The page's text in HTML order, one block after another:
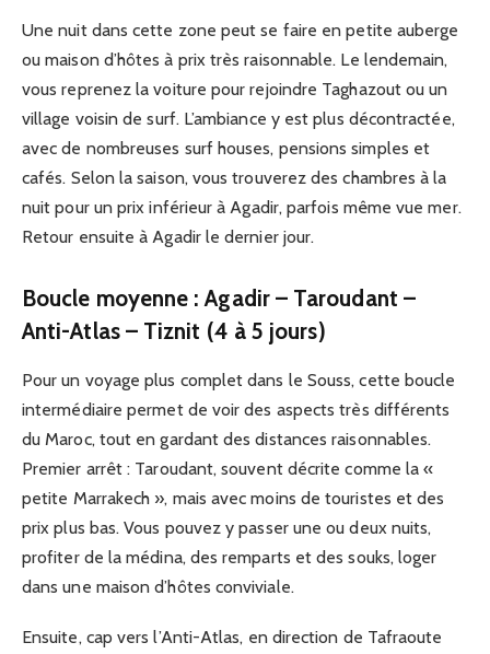
Une nuit dans cette zone peut se faire en petite auberge
ou maison d’hôtes à prix très raisonnable. Le lendemain,
vous reprenez la voiture pour rejoindre Taghazout ou un
village voisin de surf. L’ambiance y est plus décontractée,
avec de nombreuses surf houses, pensions simples et
cafés. Selon la saison, vous trouverez des chambres à la
nuit pour un prix inférieur à Agadir, parfois même vue mer.
Retour ensuite à Agadir le dernier jour.
Boucle moyenne : Agadir – Taroudant –
Anti-Atlas – Tiznit (4 à 5 jours)
Pour un voyage plus complet dans le Souss, cette boucle
intermédiaire permet de voir des aspects très différents
du Maroc, tout en gardant des distances raisonnables.
Premier arrêt : Taroudant, souvent décrite comme la «
petite Marrakech », mais avec moins de touristes et des
prix plus bas. Vous pouvez y passer une ou deux nuits,
profiter de la médina, des remparts et des souks, loger
dans une maison d’hôtes conviviale.
Ensuite, cap vers l’Anti-Atlas, en direction de Tafraoute